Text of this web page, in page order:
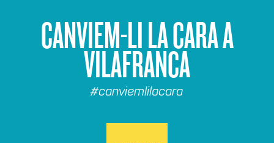
CANVIEM-LI LA CARA A
VILAFRANCA
#canviemlilacara